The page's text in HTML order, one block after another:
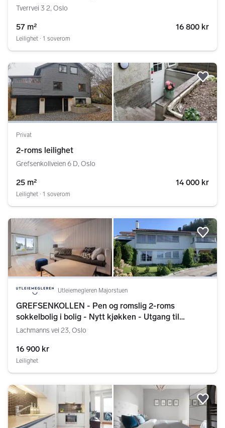
Tverrvei 3 2, Oslo
57 m² 16 800 kr
Leilighet ∙ 1 soverom
Privat
2-roms leilighet
Grefsenkollveien 6 D, Oslo
25 m² 14 000 kr
Leilighet ∙ 1 soverom
Utleiemegleren Majorstuen
GREFSENKOLLEN - Pen og romslig 2-roms
sokkelbolig i bolig - Nytt kjøkken - Utgang til
hageflekk - Strøm og oppvarming in
Lachmanns vei 23, Oslo
16 900 kr
Leilighet